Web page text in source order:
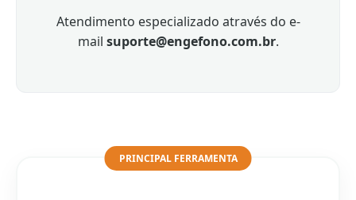
Atendimento especializado através do e-
mail suporte@engefono.com.br.
PRINCIPAL FERRAMENTA